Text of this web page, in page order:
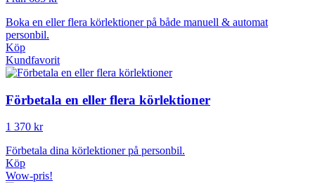
Boka en eller flera körlektioner på både manuell & automat
personbil.
Köp
Kundfavorit
Förbetala en eller flera körlektioner
1 370 kr
Förbetala dina körlektioner på personbil.
Köp
Wow-pris!